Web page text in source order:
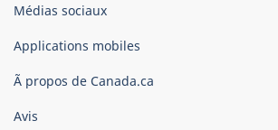
Organisation
gouvernement
Canada
Médias sociaux
Applications mobiles
Ã propos de Canada.ca
Avis